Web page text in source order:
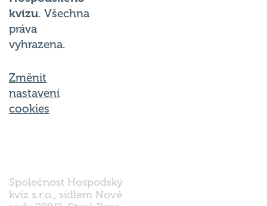
kvízu. Všechna
práva
vyhrazena.
Změnit
nastavení
cookies
Společnost Hospodský
kvíz s.r.o., sídlem Nové